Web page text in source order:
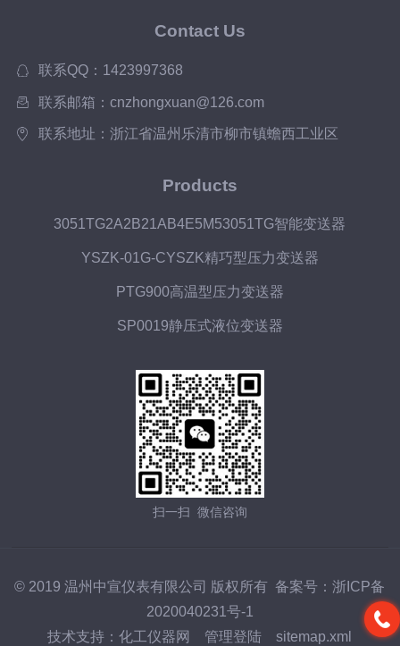
Contact Us
联系QQ：1423997368
联系邮箱：cnzhongxuan@126.com
联系地址：浙江省温州乐清市柳市镇蟾西工业区
Products
3051TG2A2B21AB4E5M53051TG智能变送器
YSZK-01G-CYSZK精巧型压力变送器
PTG900高温型压力变送器
SP0019静压式液位变送器
扫一扫 微信咨询
© 2019 温州中宣仪表有限公司 版权所有 备案号：浙ICP备
2020040231号-1
技术支持：化工仪器网 管理登陆 sitemap.xml